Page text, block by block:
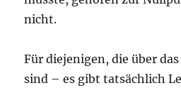
nicht.
Für diejenigen, die über
sind – es gibt tatsächlich